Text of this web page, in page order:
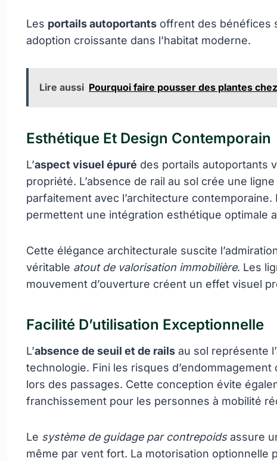
Les portails autoportants offrent des bénéfices
adoption croissante dans l’habitat moderne.
Lire aussi Pourquoi faire pousser des plantes
Esthétique Et Design Contemporain
L’aspect visuel épuré des portails autoportants
propriété. L’absence de rail au sol crée une
parfaitement avec l’architecture
permettent une intégration esthétique optimale
Cette élégance architecturale suscite
véritable atout de valorisation immobilière. Les
mouvement d’ouverture créent un effet visuel
Facilité D’utilisation Exceptionnelle
L’absence de seuil et de rails au sol représente
technologie. Fini les risques
lors des passages. Cette conception évite
franchissement pour les personnes à mobilité
Le système de guidage par contrepoidsassure
même par vent fort. La motorisation optionnelle